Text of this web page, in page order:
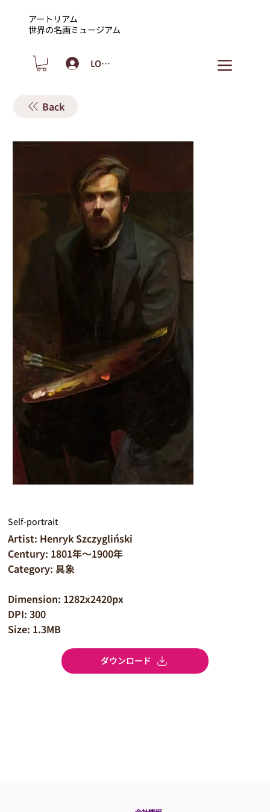
アートリアム
​世界の名画ミュージアム
LOGIN
Back
Self-portrait
Artist: Henryk Szczygliński
Century: 1801年～1900年
Category: 具象
Dimension: 1282x2420px
DPI: 300
Size: 1.3MB
ダウンロード